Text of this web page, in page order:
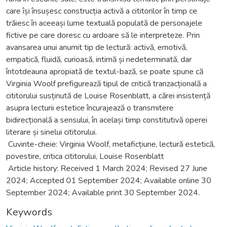
care își însușesc construcția activă a cititorilor în timp ce
trăiesc în aceeași lume textuală populată de personajele
fictive pe care doresc cu ardoare să le interpreteze. Prin
avansarea unui anumit tip de lectură: activă, emotivă,
empatică, fluidă, curioasă, intimă și nedeterminată, dar
întotdeauna apropiată de textul-bază, se poate spune că
Virginia Woolf prefigurează tipul de critică tranzacțională a
cititorului susținută de Louise Rosenblatt, a cărei insistență
asupra lecturii estetice încurajează o transmitere
bidirecțională a sensului, în același timp constitutivă operei
literare și sinelui cititorului.
Cuvinte-cheie: Virginia Woolf, metaficțiune, lectură estetică,
povestire, critica cititorului, Louise Rosenblatt
Article history: Received 1 March 2024; Revised 27 June
2024; Accepted 01 September 2024; Available online 30
September 2024; Available print 30 September 2024.
Keywords